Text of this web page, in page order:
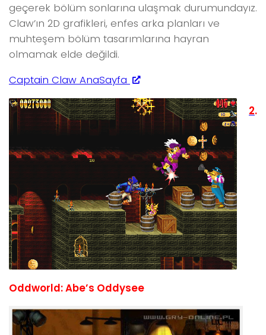
geçerek bölüm sonlarına ulaşmak durumundayız.
Claw’ın 2D grafikleri, enfes arka planları ve
muhteşem bölüm tasarımlarına hayran
olmamak elde değildi.
Captain Claw AnaSayfa
2.
Oddworld: Abe’s Oddysee